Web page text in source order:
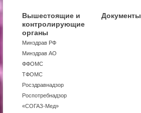
Вышестоящие и
контролирующие
органы
Минздрав РФ
Минздрав АО
ФФОМС
ТФОМС
Росздравнадзор
Роспотребнадзор
«СОГАЗ-Мед»
Документы